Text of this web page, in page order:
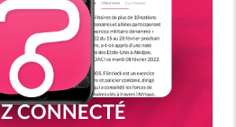
CONNECTÉ